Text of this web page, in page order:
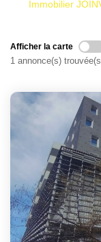
AFR
Immobilier
Afficher la carte
1 annonce(s)